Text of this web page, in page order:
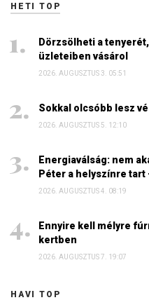
HETI TOP
Dörzsölheti a
üzleteiben vásárol
2026. AUGUSZTUS 3. 05:51
Sokkal olcsóbb lesz
2026. AUGUSZTUS 5. 12:10
Energiaválság: nem
Péter a helyszínre
2026. AUGUSZTUS 4. 08:19
Ennyire kell mélyre
kertben
2026. AUGUSZTUS 7. 19:07
HAVI TOP